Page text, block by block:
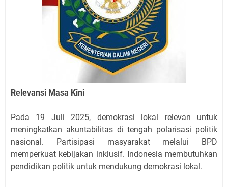
Relevansi Masa Kini
Pada 19 Juli 2025, demokrasi lokal relevan untuk
meningkatkan akuntabilitas di tengah polarisasi politik
nasional. Partisipasi masyarakat melalui BPD
memperkuat kebijakan inklusif. Indonesia membutuhkan
pendidikan politik untuk mendukung demokrasi lokal.